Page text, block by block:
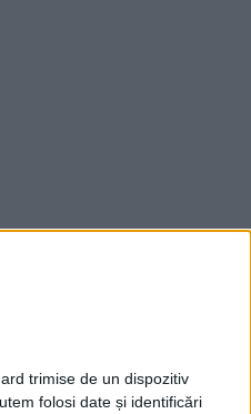
trimise de un dispozitiv
folosi date și identificări